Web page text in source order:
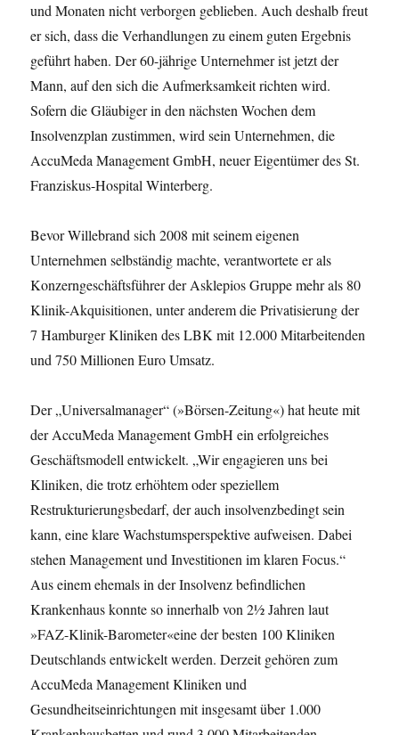
und Monaten nicht verborgen geblieben. Auch deshalb freut
er sich, dass die Verhandlungen zu einem guten Ergebnis
geführt haben. Der 60-jährige Unternehmer ist jetzt der
Mann, auf den sich die Aufmerksamkeit richten wird.
Sofern die Gläubiger in den nächsten Wochen dem
Insolvenzplan zustimmen, wird sein Unternehmen, die
AccuMeda Management GmbH, neuer Eigentümer des St.
Franziskus-Hospital Winterberg.
Bevor Willebrand sich 2008 mit seinem eigenen
Unternehmen selbständig machte, verantwortete er als
Konzerngeschäftsführer der Asklepios Gruppe mehr als 80
Klinik-Akquisitionen, unter anderem die Privatisierung der
7 Hamburger Kliniken des LBK mit 12.000 Mitarbeitenden
und 750 Millionen Euro Umsatz.
Der „Universalmanager“ (»Börsen-Zeitung«) hat heute mit
der AccuMeda Management GmbH ein erfolgreiches
Geschäftsmodell entwickelt. „Wir engagieren uns bei
Kliniken, die trotz erhöhtem oder speziellem
Restrukturierungsbedarf, der auch insolvenzbedingt sein
kann, eine klare Wachstumsperspektive aufweisen. Dabei
stehen Management und Investitionen im klaren Focus.“
Aus einem ehemals in der Insolvenz befindlichen
Krankenhaus konnte so innerhalb von 2½ Jahren laut
»FAZ-Klinik-Barometer«eine der besten 100 Kliniken
Deutschlands entwickelt werden. Derzeit gehören zum
AccuMeda Management Kliniken und
Gesundheitseinrichtungen mit insgesamt über 1.000